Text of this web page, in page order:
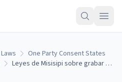
One Party Consent States
Leyes de Misisipi sobre grabar a la policía: sus derechos y límites (2026)